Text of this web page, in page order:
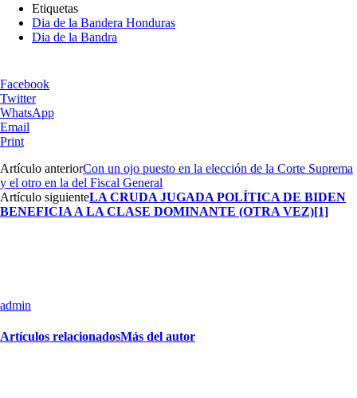
Etiquetas
Dia de la Bandera Honduras
Dia de la Bandra
Facebook
Twitter
WhatsApp
Email
Print
Artículo anteriorCon un ojo puesto en la elección de la Corte Suprema
y el otro en la del Fiscal General
Artículo siguienteLA CRUDA JUGADA POLÍTICA DE BIDEN
BENEFICIA A LA CLASE DOMINANTE (OTRA VEZ)[1]
admin
Artículos relacionadosMás del autor